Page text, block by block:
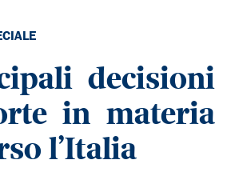
decisioni
in materia
l’Italia